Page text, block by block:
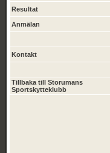
Resultat
Anmälan
Kontakt
Tillbaka till Storumans
Sportskytteklubb